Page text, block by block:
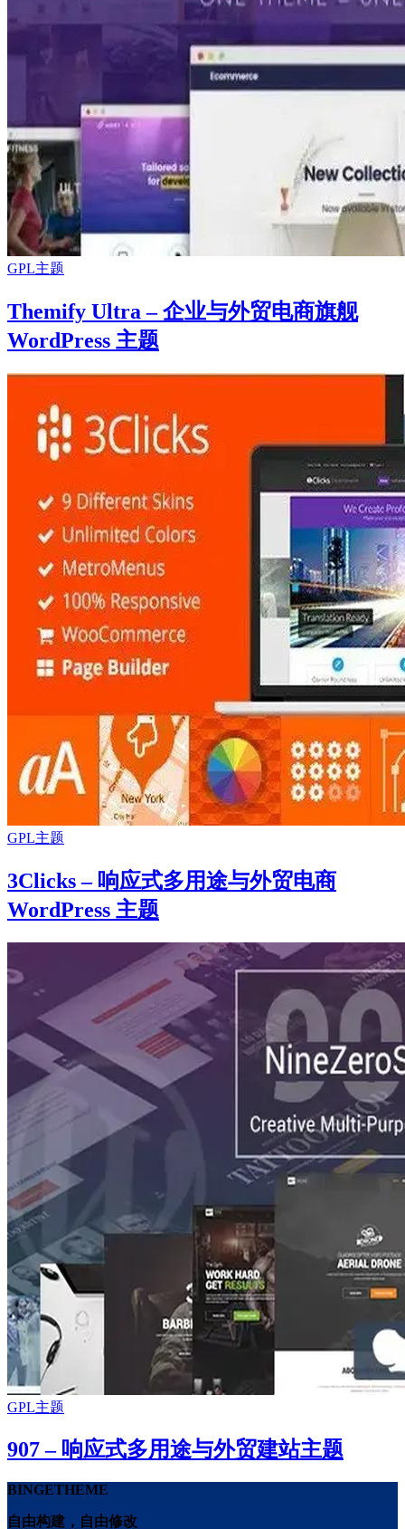
GPL主题
Themify Ultra – 企业与外贸电商旗舰
WordPress 主题
GPL主题
3Clicks – 响应式多用途与外贸电商
WordPress 主题
GPL主题
907 – 响应式多用途与外贸建站主题
BINGETHEME
自由构建，自由修改